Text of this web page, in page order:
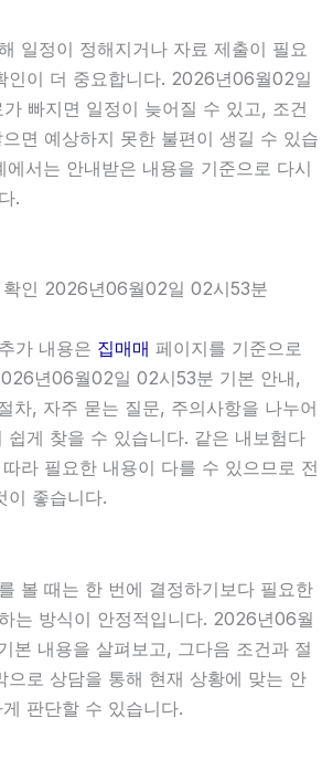
일정이 정해지거나 자료 제출이 필요
인이 더 중요합니다. 2026년06월02일
빠지면 일정이 늦어질 수 있고, 조건
면 예상하지 못한 불편이 생길 수 있습
서는 안내받은 내용을 기준으로 다시
.
확인 2026년06월02일 02시53분
가 내용은 집매매 페이지를 기준으로
년06월02일 02시53분 기본 안내,
차, 자주 묻는 질문, 주의사항을 나누어
쉽게 찾을 수 있습니다. 같은 내보험다
라 필요한 내용이 다를 수 있으므로 전
이 좋습니다.
볼 때는 한 번에 결정하기보다 필요한
는 방식이 안정적입니다. 2026년06월
본 내용을 살펴보고, 그다음 조건과 절
으로 상담을 통해 현재 상황에 맞는 안
판단할 수 있습니다.